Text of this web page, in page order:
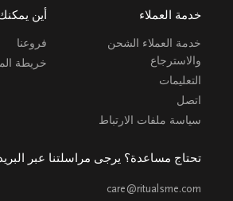
خدمة العملاء
خدمة العملاء الشحن
والاسترجاع
التعليمات
اتصل
سياسة ملفات الارتباط
أين
فروعنا
خريطة
تحتاج مساعدة؟ يرجى مراسلتنا عبر
care@ritualsme.com